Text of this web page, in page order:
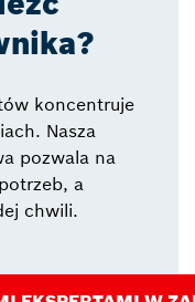
koncentruje
Nasza
pozwala na
a
chwili.